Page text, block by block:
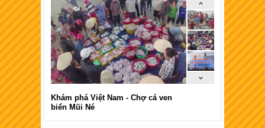
Khám phá Việt Nam - Chợ cá ven
biển Mũi Né